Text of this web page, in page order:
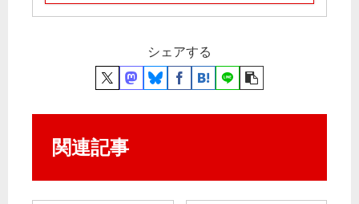
シェアする
関連記事